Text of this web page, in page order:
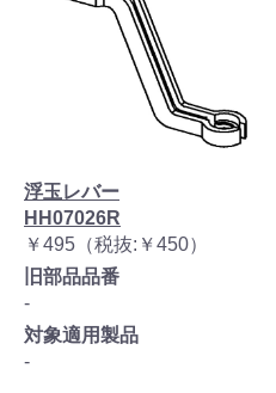
浮玉レバー
HH07026R
￥495（税抜:￥450）
旧部品品番
-
対象適用製品
-